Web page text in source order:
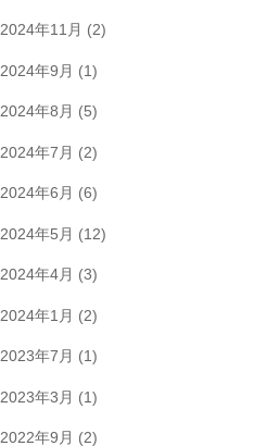
2024年11月 (2)
2024年9月 (1)
2024年8月 (5)
2024年7月 (2)
2024年6月 (6)
2024年5月 (12)
2024年4月 (3)
2024年1月 (2)
2023年7月 (1)
2023年3月 (1)
2022年9月 (2)